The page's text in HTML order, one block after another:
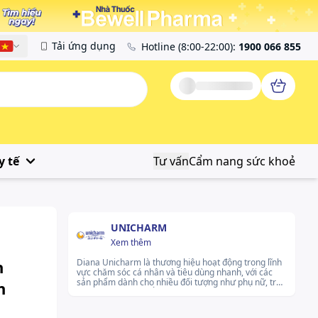
Việt Tải ứng dụng Hotline (8:00-22:00): 1900 066 855
tế Tư vấnCẩm nang sức khoẻ
UNICHARM
Xem thêm
Diana Unicharm là thương hiệu hoạt động trong lĩnh
vực chăm sóc cá nhân và tiêu dùng nhanh, với các
sản phẩm dành cho nhiều đối tượng như phụ nữ, trẻ